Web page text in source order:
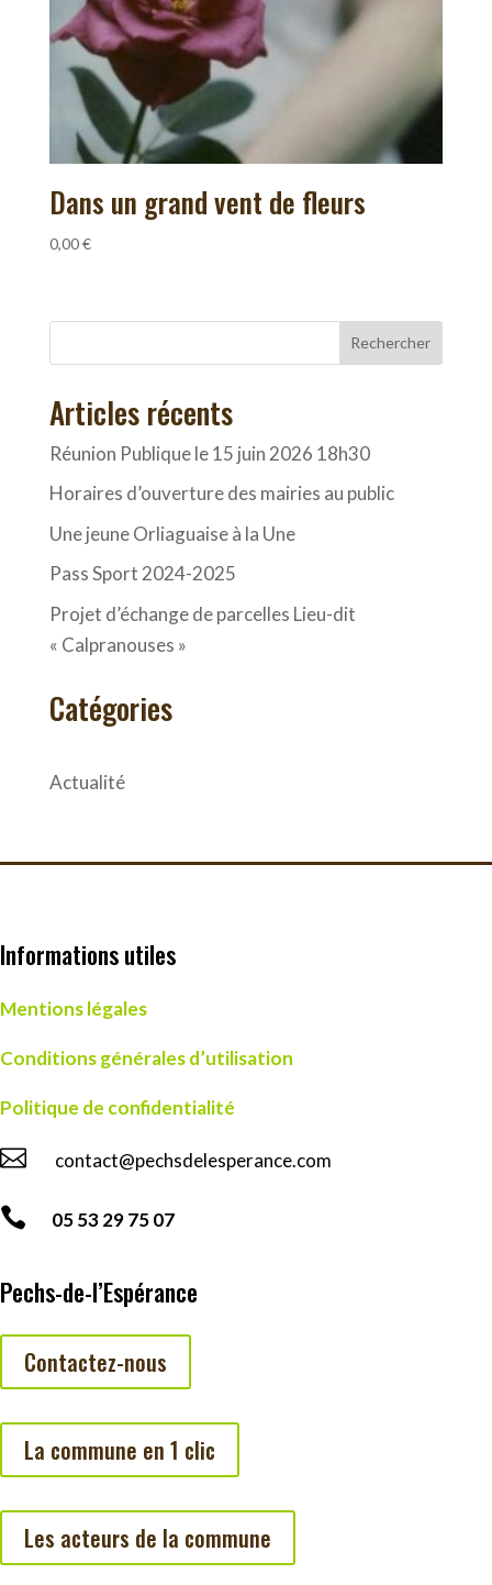
Dans un grand vent de fleurs
0,00€
Rechercher
Articles récents
Réunion Publique le 15 juin 2026 18h30
Horaires d’ouverture des mairies au public
Une jeune Orliaguaise à la Une
Pass Sport 2024-2025
Projet d’échange de parcelles Lieu-dit
« Calpranouses »
Catégories
Actualité
Informations utiles
Mentions légales
Conditions générales d’utilisation
Politique de confidentialité
 contact@pechsdelesperance.com
 05 53 29 75 07
Pechs-de-l’Espérance
Contactez-nous
La commune en 1 clic
Les acteurs de la commune